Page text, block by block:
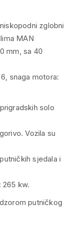
zglobni
MAN
mm, sa 40
snaga motora:
solo
Vozila su
sjedala i
265 kw.
putničkog